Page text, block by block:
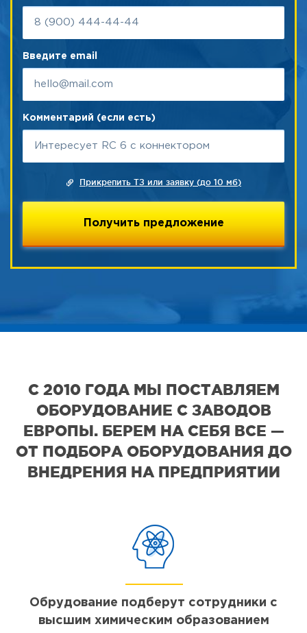
Введите email
Комментарий (если есть)
Прикрепить ТЗ или заявку (до 10 мб)
С 2010 ГОДА МЫ ПОСТАВЛЯЕМ
ОБОРУДОВАНИЕ С ЗАВОДОВ
ЕВРОПЫ. БЕРЕМ НА СЕБЯ ВСЕ —
ОТ ПОДБОРА ОБОРУДОВАНИЯ ДО
ВНЕДРЕНИЯ НА ПРЕДПРИЯТИИ
Обрудование подберут сотрудники с
высшим химическим образованием